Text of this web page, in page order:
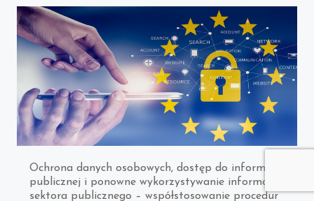
Ochrona danych osobowych, dostęp do informacji
publicznej i ponowne wykorzystywanie informacji
sektora publicznego – współstosowanie procedur